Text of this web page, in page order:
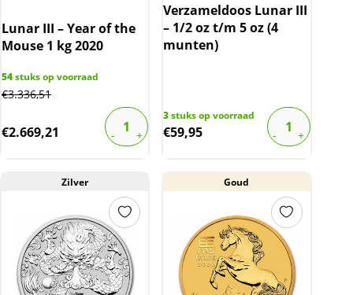
Lunar III – Year of the
Mouse 1 kg 2020
54stuks op voorraad
€3.336,51
€2.669,21
Verzameldoos Lunar III
– 1/2 oz t/m 5 oz (4
munten)
3stuks op voorraad
€59,95
Zilver Goud